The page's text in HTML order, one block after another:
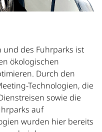
und des Fuhrparks ist
ökologischen
Durch den
Technologien, die
sowie die
auf
wurden hier bereits